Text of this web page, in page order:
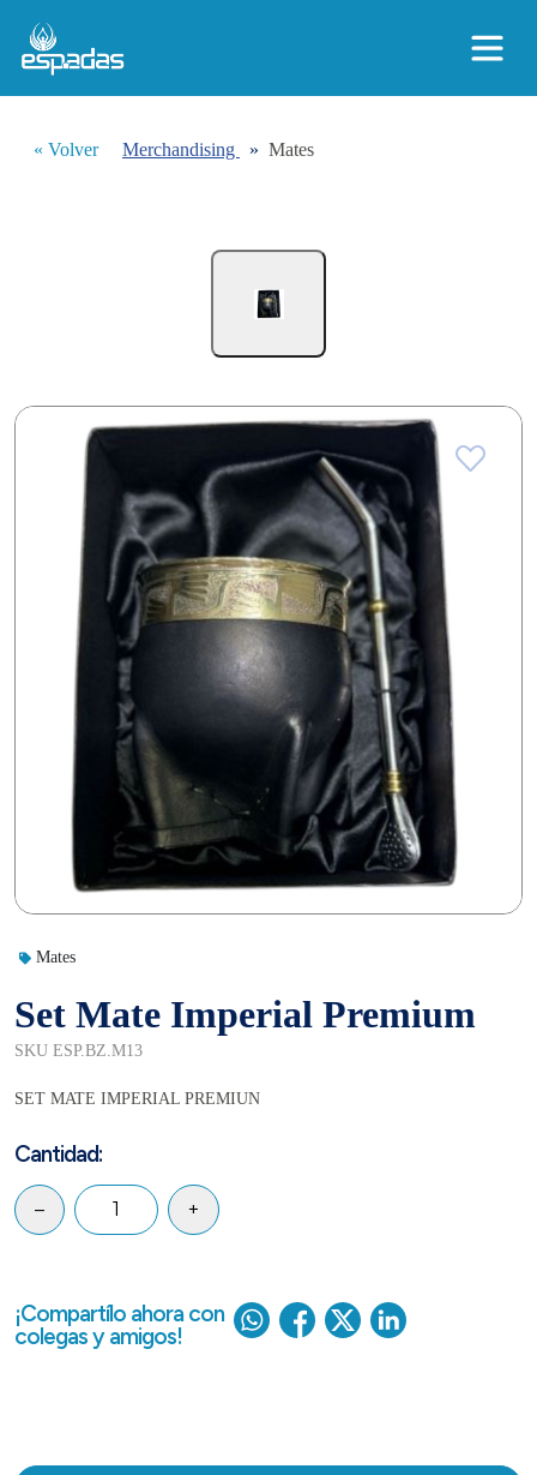
« Volver Merchandising » Mates
Mates
Set Mate Imperial Premium
SKU ESP.BZ.M13
SET MATE IMPERIAL PREMIUN
Cantidad:
– +
¡Compartílo ahora con
colegas y amigos!